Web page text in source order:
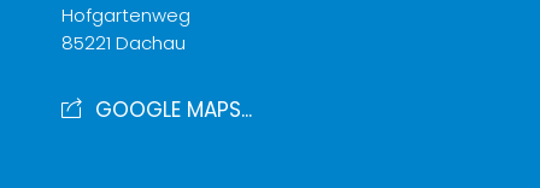
Hofgartenweg
85221 Dachau
GOOGLE MAPS...